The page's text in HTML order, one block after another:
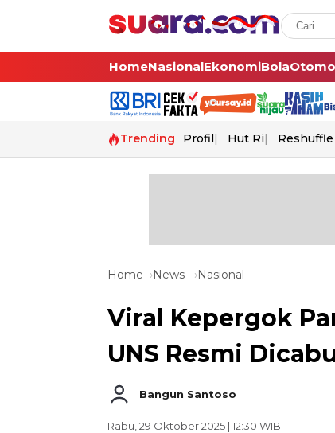
HomeNasionalEkonomiBola
Trending Profil Hut Ri
Home News Nasional
Viral Kepergok
UNS Resmi
Bangun Santoso
Rabu, 29 Oktober 2025 | 12:30 WIB